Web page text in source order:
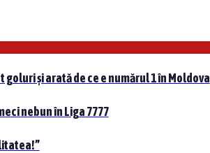
și arată de ce e numărul 1 în Moldova
nebun în Liga 7777